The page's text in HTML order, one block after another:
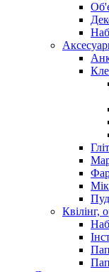
Квілінг,